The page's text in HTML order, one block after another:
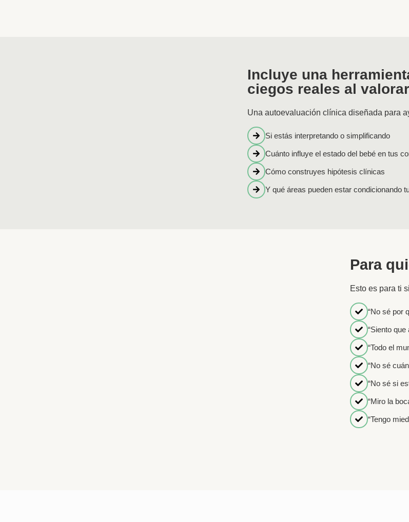
Incluye una
ciegos reales al
Una autoevaluación clínica diseñada para
Si estás interpretando o simplificando
Cuánto influye el estado del bebé en tus
Cómo construyes hipótesis clínicas
Y qué áreas pueden estar condicionando
Para
Esto es para ti
“No sé por
“Siento
“Todo el
“No sé
“No sé si
“Miro la
“Tengo